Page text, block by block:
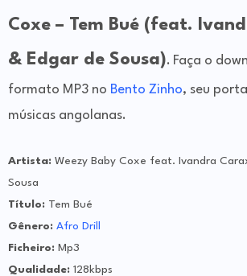
Coxe – Tem Bué (feat.
& Edgar de Sousa). Faça o
formato MP3 no Bento Zinho, seu
músicas angolanas.
Artista: Weezy Baby Coxe feat. Ivandra
Sousa
Título: Tem Bué
Gênero: Afro Drill
Ficheiro: Mp3
Qualidade: 128kbps